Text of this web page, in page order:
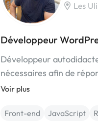
Les
Développeur
Développeur
nécessaires afin de
Voir plus
Front-end JavaScript